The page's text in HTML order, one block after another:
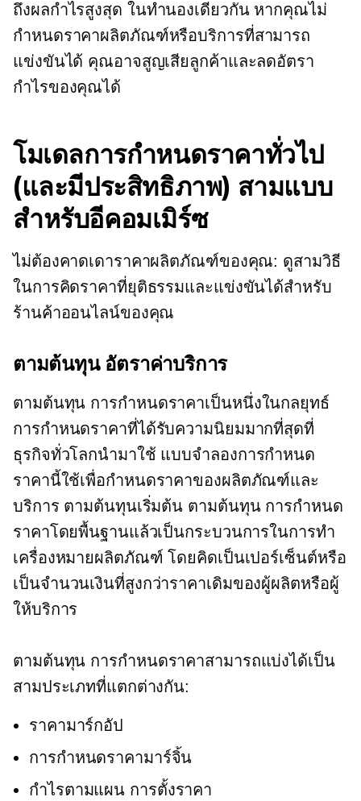
ถึงผลกำไรสูงสุด ในทำนองเดียวกัน หากคุณไม่
กำหนดราคาผลิตภัณฑ์หรือบริการที่สามารถ
แข่งขันได้ คุณอาจสูญเสียลูกค้าและลดอัตรา
กำไรของคุณได้
โมเดลการกำหนดราคาทั่วไป
(และมีประสิทธิภาพ) สามแบบ
สำหรับอีคอมเมิร์ซ
ไม่ต้องคาดเดาราคาผลิตภัณฑ์ของคุณ: ดูสามวิธี
ในการคิดราคาที่ยุติธรรมและแข่งขันได้สำหรับ
ร้านค้าออนไลน์ของคุณ
ตามต้นทุนอัตราค่าบริการ
ตามต้นทุน การกำหนดราคาเป็นหนึ่งในกลยุทธ์
การกำหนดราคาที่ได้รับความนิยมมากที่สุดที่
ธุรกิจทั่วโลกนำมาใช้ แบบจำลองการกำหนด
ราคานี้ใช้เพื่อกำหนดราคาของผลิตภัณฑ์และ
บริการ ตามต้นทุนเริ่มต้น ตามต้นทุนการกำหนด
ราคาโดยพื้นฐานแล้วเป็นกระบวนการในการทำ
เครื่องหมายผลิตภัณฑ์ โดยคิดเป็นเปอร์เซ็นต์หรือ
เป็นจำนวนเงินที่สูงกว่าราคาเดิมของผู้ผลิตหรือผู้
ให้บริการ
ตามต้นทุน การกำหนดราคาสามารถแบ่งได้เป็น
สามประเภทที่แตกต่างกัน:
ราคามาร์กอัป
การกำหนดราคามาร์จิ้น
กำไรตามแผน การตั้งราคา